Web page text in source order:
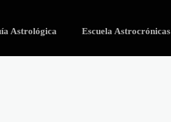
Astrológica Escuela Astrocrónicas